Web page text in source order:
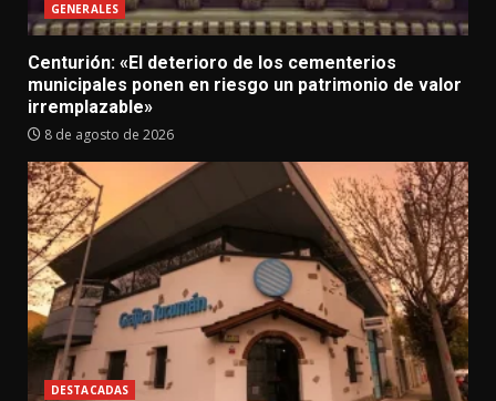
GENERALES
Centurión: «El deterioro de los cementerios
municipales ponen en riesgo un patrimonio de valor
irremplazable»
8 de agosto de 2026
DESTACADAS